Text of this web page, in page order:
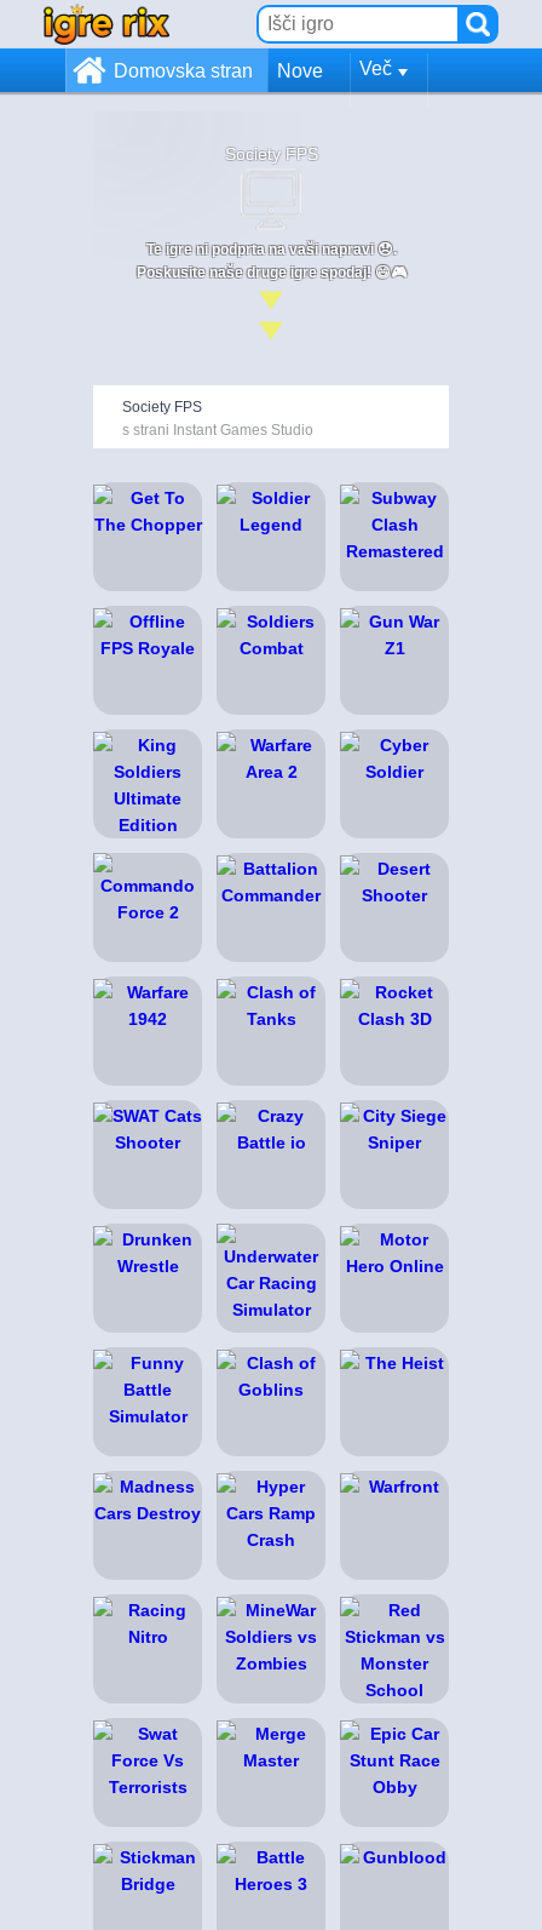
Domovska stran Nove Več
Society FPS
Te igre ni podprta na vaši napravi 😞.
Poskusite naše druge igre spodaj! 😄🎮
Society FPS
s strani Instant Games Studio